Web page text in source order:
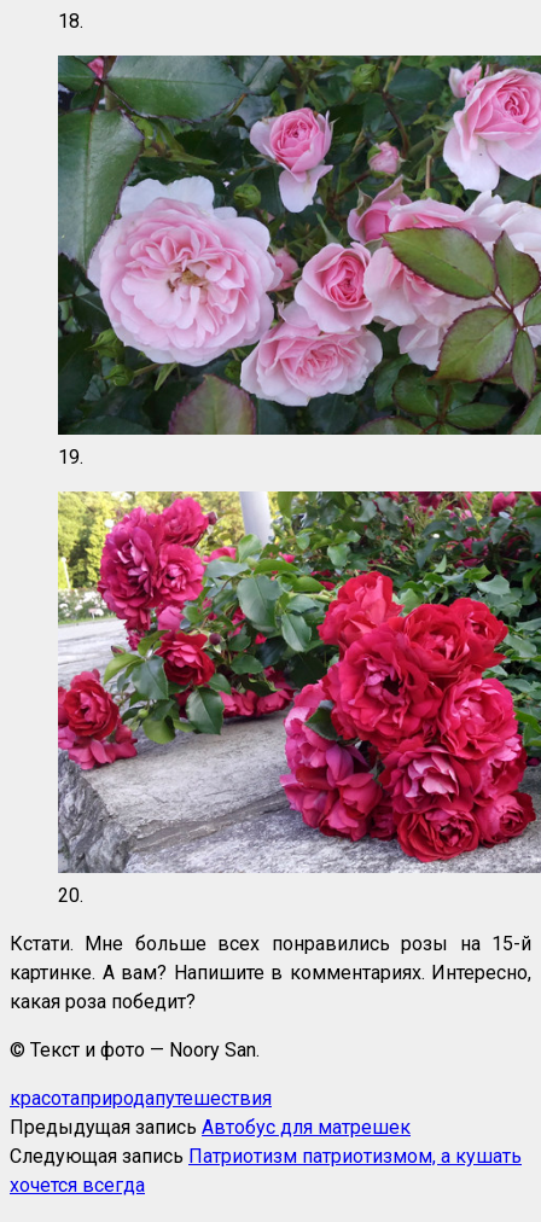
18.
19.
20.
Кстати. Мне больше всех понравились розы на 15-й
картинке. А вам? Напишите в комментариях. Интересно,
какая роза победит?
© Текст и фото — Noory San.
красотаприродапутешествия
Предыдущая запись Автобус для матрешек
Следующая запись Патриотизм патриотизмом, а кушать
хочется всегда